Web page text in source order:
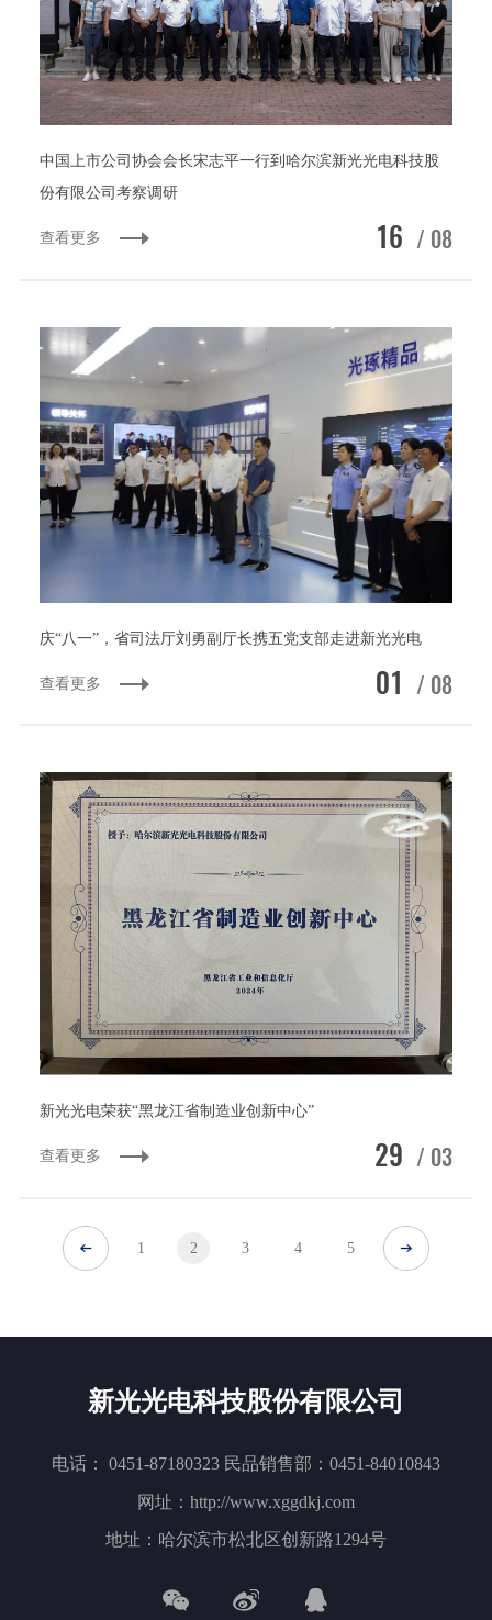
中国上市公司协会会长宋志平一行到哈尔滨新光光电科技股
份有限公司考察调研
查看更多 16 / 08
庆“八一”，省司法厅刘勇副厅长携五党支部走进新光光电
查看更多 01 / 08
新光光电荣获“黑龙江省制造业创新中心”
查看更多 29 / 03
1 2 3 4 5
新光光电科技股份有限公司
电话： 0451-87180323 民品销售部：0451-84010843
网址：http://www.xggdkj.com
地址：哈尔滨市松北区创新路1294号